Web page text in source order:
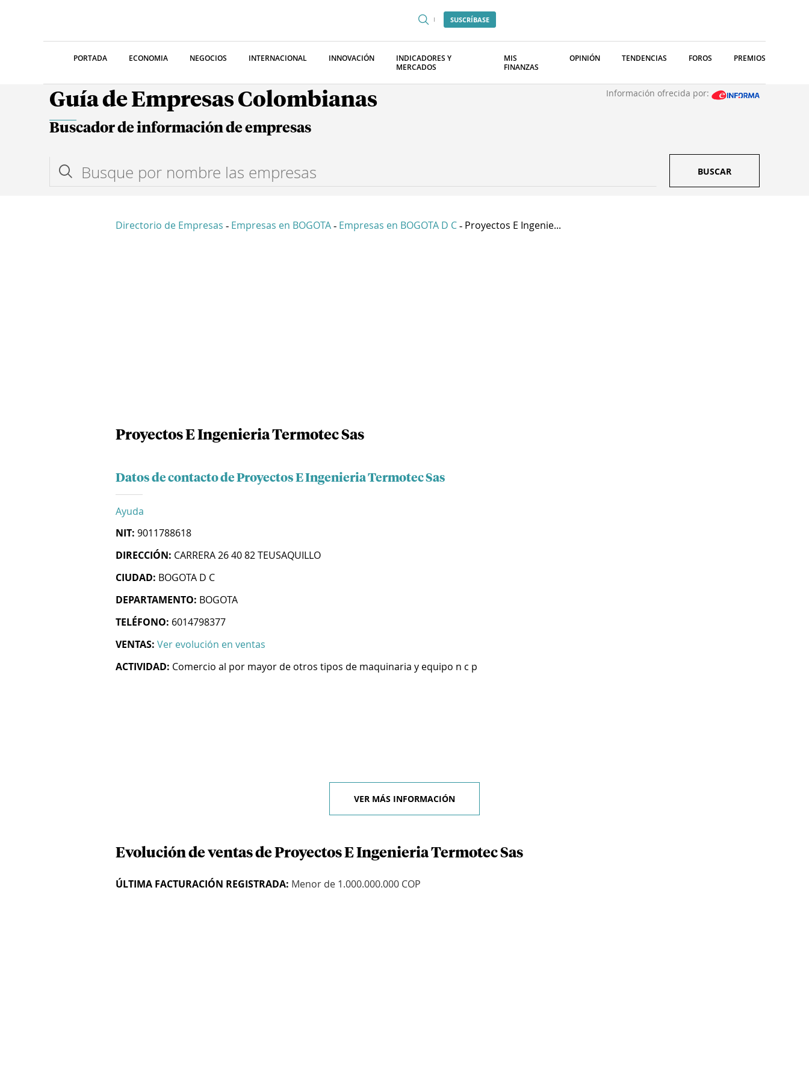
SUSCRÍBASE
PORTADA ECONOMIA NEGOCIOS INTERNACIONAL INNOVACIÓN
INDICADORES Y
MERCADOS
MIS
FINANZAS
OPINIÓN TENDENCIAS FOROS PREMIOS
Guía de Empresas Colombianas Información ofrecida por:
Buscador de información de empresas
BUSCAR
Directorio de Empresas - Empresas en BOGOTA - Empresas en BOGOTA D C - Proyectos E Ingenie...
Proyectos E Ingenieria Termotec Sas
Datos de contacto de Proyectos E Ingenieria Termotec Sas
Ayuda
NIT: 9011788618
DIRECCIÓN: CARRERA 26 40 82 TEUSAQUILLO
CIUDAD: BOGOTA D C
DEPARTAMENTO: BOGOTA
TELÉFONO: 6014798377
VENTAS: Ver evolución en ventas
ACTIVIDAD: Comercio al por mayor de otros tipos de maquinaria y equipo n c p
VER MÁS INFORMACIÓN
Evolución de ventas de Proyectos E Ingenieria Termotec Sas
ÚLTIMA FACTURACIÓN REGISTRADA: Menor de 1.000.000.000 COP